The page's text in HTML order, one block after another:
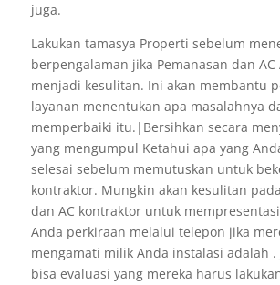
juga.
Lakukan tamasya Properti sebelum
berpengalaman jika Pemanasan dan
menjadi kesulitan. Ini akan membantu
layanan menentukan apa masalahnya
memperbaiki itu.|Bersihkan secara
yang mengumpul Ketahui apa yang
selesai sebelum memutuskan untuk
kontraktor. Mungkin akan kesulitan
dan AC kontraktor untuk
Anda perkiraan melalui telepon jika
mengamati milik Anda instalasi adalah .
bisa evaluasi yang mereka harus